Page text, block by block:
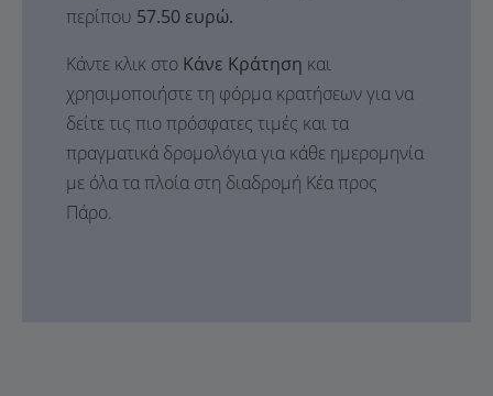
περίπου 57.50 ευρώ.
Κάντε κλικ στο Κάνε Κράτηση και
χρησιμοποιήστε τη φόρμα κρατήσεων για να
δείτε τις πιο πρόσφατες τιμές και τα
πραγματικά δρομολόγια για κάθε ημερομηνία
με όλα τα πλοία στη διαδρομή Κέα προς
Πάρο.